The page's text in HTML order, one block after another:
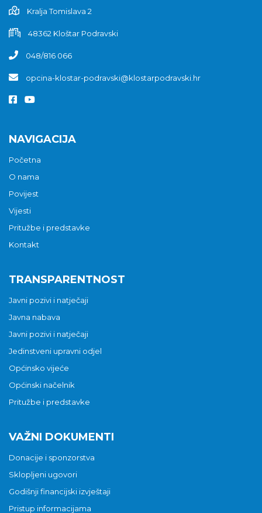
Kralja Tomislava 2
48362 Kloštar Podravski
048/816 066
opcina-klostar-podravski@klostarpodravski.hr
NAVIGACIJA
Početna
O nama
Povijest
Vijesti
Pritužbe i predstavke
Kontakt
TRANSPARENTNOST
Javni pozivi i natječaji
Javna nabava
Javni pozivi i natječaji
Jedinstveni upravni odjel
Općinsko vijeće
Općinski načelnik
Pritužbe i predstavke
VAŽNI DOKUMENTI
Donacije i sponzorstva
Sklopljeni ugovori
Godišnji financijski izvještaji
Pristup informacijama